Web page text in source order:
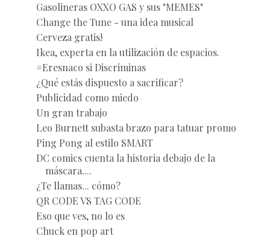
Gasolineras OXXO GAS y sus "MEMES"
Change the Tune - una idea musical
Cerveza gratis!
Ikea, experta en la utilización de espacios.
#Eresnaco si Discriminas
¿Qué estás dispuesto a sacrificar?
Publicidad como miedo
Un gran trabajo
Leo Burnett subasta brazo para tatuar promo
Ping Pong al estilo SMART
DC comics cuenta la historia debajo de la
máscara....
¿Te llamas... cómo?
QR CODE VS TAG CODE
Eso que ves, no lo es
Chuck en pop art